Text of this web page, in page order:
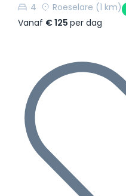
4
Roeselare (1 km)
Vanaf € 125 per dag